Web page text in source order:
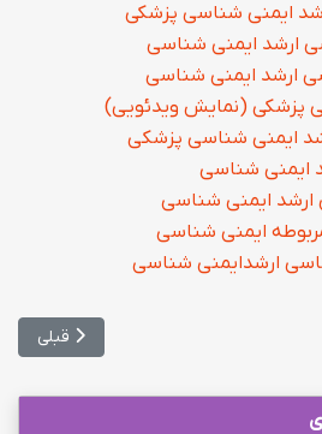
ایمنی شناسی پزشکی
ارشد ایمنی شناسی
ارشد ایمنی شناسی
پزشکی (نمایش ویدئویی)
ایمنی شناسی پزشكی
ایمنی شناسی
ایمنی شناسی
ایمنی شناسی
ارشدایمنی شناسی
مطلب قبلی:
قبلی ارشد ایمنی شناسی پزشکی